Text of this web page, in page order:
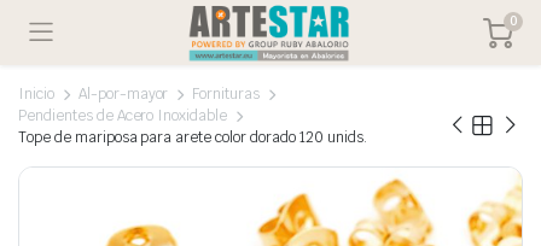
0
Inicio Al-por-mayor
Fornituras
Pendientes de Acero Inoxidable
Tope de mariposa para arete color dorado 120 unids.